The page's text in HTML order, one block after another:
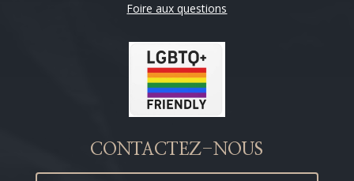
Foire aux questions
CONTACTEZ-NOUS